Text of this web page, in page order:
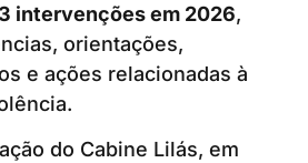
intervenções em 2026,
orientações,
e ações relacionadas à
do Cabine Lilás, em